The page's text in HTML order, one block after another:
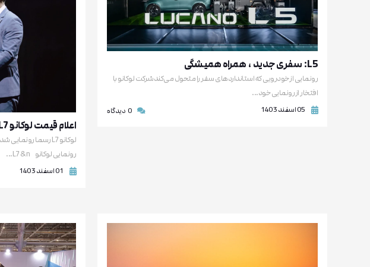
L5: سفری جدید ، همراه همیشگی
رونمایی از خودرویی که استانداردهای سفر را متحول می‌کندشرکت لوکانو با
افتخار از رونمایی خود...
05 اسفند 1403 0 دیدگاه
اعلام قیمت لوکانو L7 در مراسمی مجلل؛
رونمایی لوکانو L7 &n...
01 اسفند 1403